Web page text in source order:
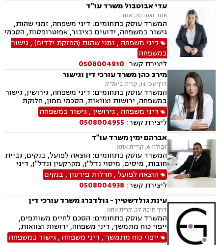
עדי אבוטבול משרד עו"ד
אחד העם 20, אזור
המשרד עוסק בתחומים: דיני משפחה, זמני שהות,
גישור במשפחה, ידועים בציבור, אפוטרופסות, הסכמי
ממון, אבהות, מזונות, משמורת, גירושין, הורות חד
מינית, נישואים אזרחיים, חלוקת רכוש, מעמד אישי,
תיאום הורי, ניכור הורי, ייפוי כוח מתמשך
דיני משפחה , זמני שהות (החזקת ילדים),גישור
במשפחה
ליצירת קשר: 0508004910
מירב כהן משרד עורכי דין וגישור
דרך עכו 14, קרית ביאליק
המשרד עוסק בתחומים: דיני משפחה, גירושין, גישור
במשפחה, ירושות וצוואות, הסכמי ממון, חלוקת
רכוש, ייפוי כח מתמשך, ניכור הורי, אבהות,
אפוטרופסות, מזונות, משמורת, זמני שהות, ידועים
בציבור, נישואים אזרחיים, העברה בין דורית, חוק
הנוער, אומנה, הורות חד מינית.
דיני משפחה ,גירושין,גישור במשפחה
ליצירת קשר: 0508004955
אברהם ימין משרד עו"ד
זבולון 6, קריית אתא
המשרד עוסק בתחומים: הוצאה לפועל, בנקים, גביית
חובות, מיסים, מיסוי נדל"ן, מקרקעין ונדל"ן, דיני
משפחה, מזונות, ביטוח לאומי, ירושות וצוואות, ייפוי
כוח מתמשך, חדלות פירעון.
הוצאה לפועל , חדלות פירעון, בנקים
ליצירת קשר: 0508004938
עינת גולדשטיין - גולדברג משרד עורכי דין
דרך חיפה 37, קרית אתא
המשרד עוסק בתחומים: הסכם לחיים משותפים,
ייפוי כוח מתמשך, דיני משפחה, ירושות וצוואות,
הסכמי ממון, ביטוח לאומי, תעבורה, פשיטת רגל,
ייפוי כוח מתמשך, דיני משפחה ,גישור במשפחה